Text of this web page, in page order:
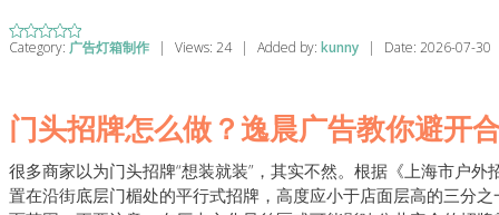
Category: 广告灯箱制作 | Views: 24 | Added by: kunny | Date: 2026-07-30
门头招牌怎么做？逸晨广告教你避开
很多商家以为门头招牌“想装就装”，其实不然。根据《上海市户外
置在沿街底层门楣处的平行式招牌，高度应小于店面层高的三分